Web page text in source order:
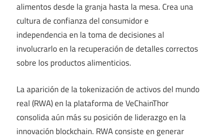
alimentos desde la granja hasta la mesa. Crea una
cultura de confianza del consumidor e
independencia en la toma de decisiones al
involucrarlo en la recuperación de detalles correctos
sobre los productos alimenticios.
La aparición de la tokenización de activos del mundo
real (RWA) en la plataforma de VeChainThor
consolida aún más su posición de liderazgo en la
innovación blockchain. RWA consiste en generar